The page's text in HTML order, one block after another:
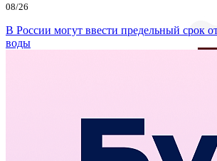
08/26
В России могут ввести предельный срок
воды